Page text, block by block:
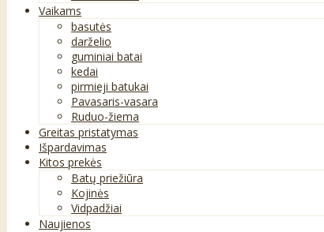
Vaikams
basutės
darželio
guminiai batai
kedai
pirmieji batukai
Pavasaris-vasara
Ruduo-žiema
Greitas pristatymas
Išpardavimas
Kitos prekės
Batų priežiūra
Kojinės
Vidpadžiai
Naujienos